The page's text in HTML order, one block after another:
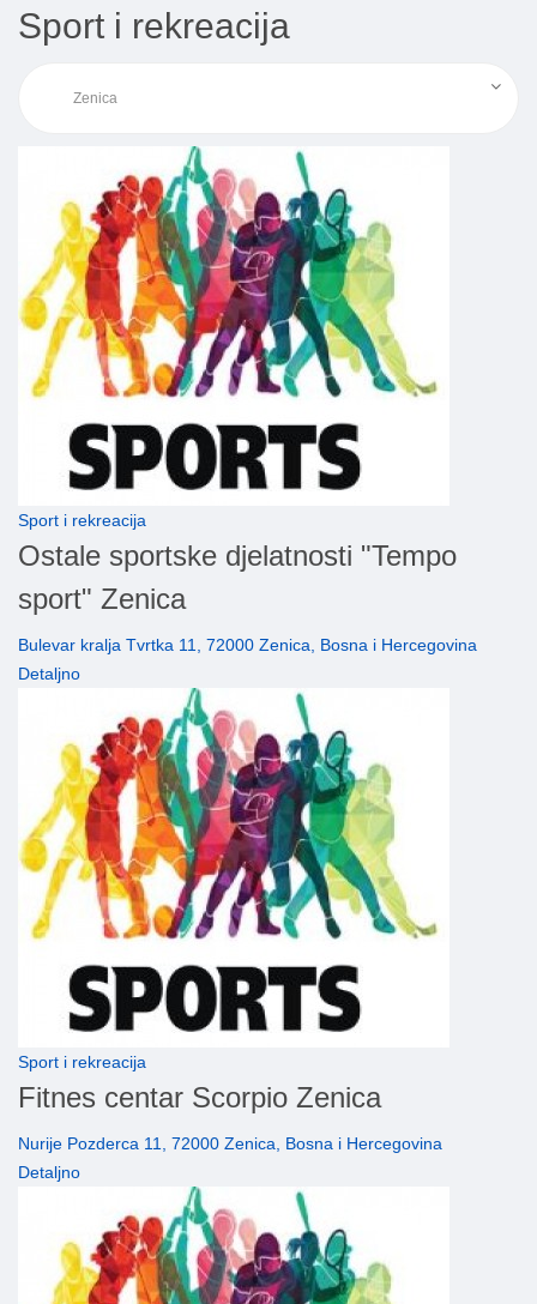
Sport i rekreacija
Sport i rekreacija
Ostale sportske djelatnosti "Tempo
sport" Zenica
Bulevar kralja Tvrtka 11, 72000 Zenica, Bosna i Hercegovina
Detaljno
Sport i rekreacija
Fitnes centar Scorpio Zenica
Nurije Pozderca 11, 72000 Zenica, Bosna i Hercegovina
Detaljno